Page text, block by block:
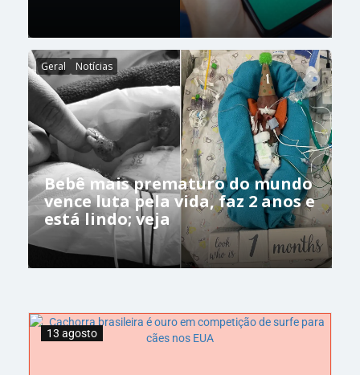
Geral Notícias
Bebê mais prematuro do mundo
vence luta pela vida, faz 2 anos e
está lindo; veja
13 agosto